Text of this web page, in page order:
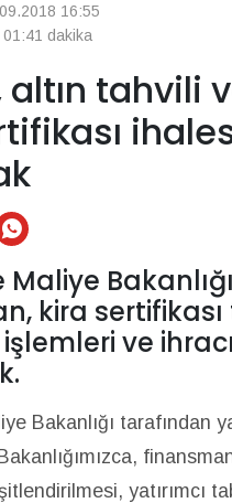
16:55
dakika
altın tahvili
Maliye Bakanlığı
kira
ve ihracı
Bakanlığı tarafından
yatırımcı